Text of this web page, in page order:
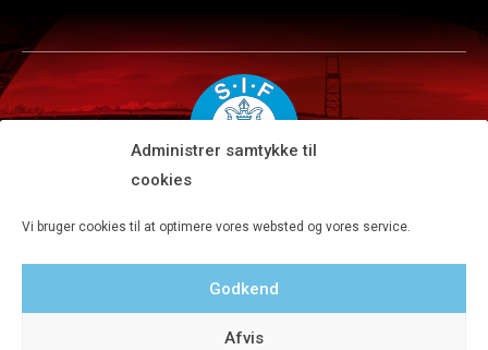
Administrer samtykke til
cookies
Vi bruger cookies til at optimere vores websted og vores service.
Godkend
Afvis
Tlf 8680 4477 · Fax 8680 4647 · Kontortid man-fre kl. 9-15